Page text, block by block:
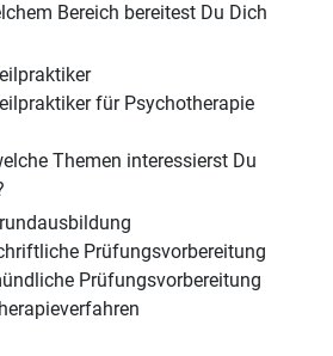
Bereich bereitest Du Dich
für Psychotherapie
Themen interessierst Du
Prüfungsvorbereitung
Prüfungsvorbereitung